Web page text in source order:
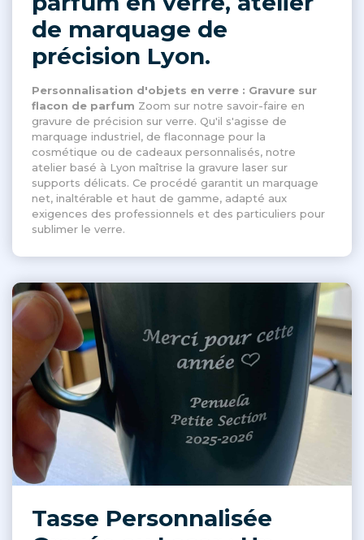
de marquage de
précision Lyon.
Personnalisation d'objets en verre : Gravure sur
flacon de parfum Zoom sur notre savoir-faire en
gravure de précision sur verre. Qu'il s'agisse de
marquage industriel, de flaconnage pour la
cosmétique ou de cadeaux personnalisés, notre
atelier basé à Lyon maîtrise la gravure laser sur
supports délicats. Ce procédé garantit un marquage
net, inaltérable et haut de gamme, adapté aux
exigences des professionnels et des particuliers pour
sublimer le verre.
Tasse Personnalisée